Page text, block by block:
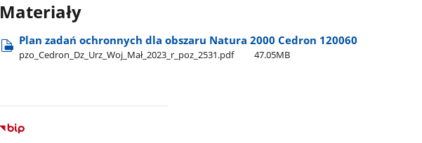
Materiały
Plan zadań ochronnych dla obszaru Natura 2000 Cedron 120060
pzo​_Cedron​_Dz​_Urz​_Woj​_Mał​_2023​_r​_poz​_2531.pdf 47.05MB